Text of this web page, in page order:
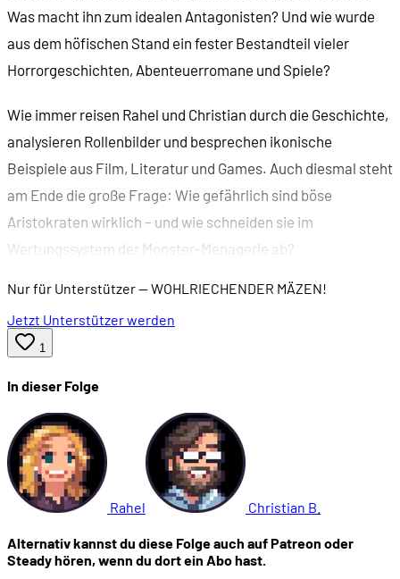
Was macht ihn zum idealen Antagonisten? Und wie wurde
aus dem höfischen Stand ein fester Bestandteil vieler
Horrorgeschichten, Abenteuerromane und Spiele?
Wie immer reisen Rahel und Christian durch die Geschichte,
analysieren Rollenbilder und besprechen ikonische
Beispiele aus Film, Literatur und Games. Auch diesmal steht
am Ende die große Frage: Wie gefährlich sind böse
Aristokraten wirklich – und wie schneiden sie im
Wertungssystem der Monster-Menagerie ab?
Nur für Unterstützer— WOHLRIECHENDER MÄZEN!
Jetzt Unterstützer werden
1
In dieser Folge
Rahel Christian B.
Alternativ kannst du diese Folge auch auf Patreon oder
Steady hören, wenn du dort ein Abo hast.